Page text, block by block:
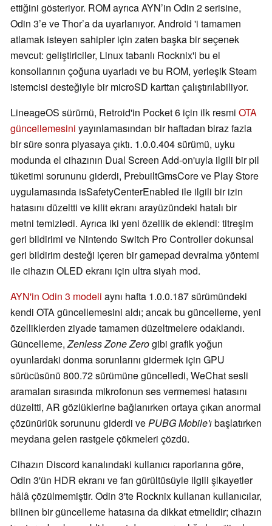
ettiğini gösteriyor. ROM ayrıca AYN’in Odin 2 serisine,
Odin 3’e ve Thor’a da uyarlanıyor. Android 'i tamamen
atlamak isteyen sahipler için zaten başka bir seçenek
mevcut: geliştiriciler, Linux tabanlı Rocknix'i bu el
konsollarının çoğuna uyarladı ve bu ROM, yerleşik Steam
istemcisi desteğiyle bir microSD karttan çalıştırılabiliyor.
LineageOS sürümü, Retroid'in Pocket 6 için ilk resmi OTA
güncellemesini yayınlamasından bir haftadan biraz fazla
bir süre sonra piyasaya çıktı. 1.0.0.404 sürümü, uyku
modunda el cihazının Dual Screen Add-on'uyla ilgili bir pil
tüketimi sorununu giderdi, PrebuiltGmsCore ve Play Store
uygulamasında isSafetyCenterEnabled ile ilgili bir izin
hatasını düzeltti ve kilit ekranı arayüzündeki hatalı bir
metni temizledi. Ayrıca iki yeni özellik de eklendi: titreşim
geri bildirimi ve Nintendo Switch Pro Controller dokunsal
geri bildirim desteği içeren bir gamepad devralma yöntemi
ile cihazın OLED ekranı için ultra siyah mod.
AYN'in Odin 3 modeli aynı hafta 1.0.0.187 sürümündeki
kendi OTA güncellemesini aldı; ancak bu güncelleme, yeni
özelliklerden ziyade tamamen düzeltmelere odaklandı.
Güncelleme,Zenless Zone Zerogibi grafik yoğun
oyunlardaki donma sorunlarını gidermek için GPU
sürücüsünü 800.72 sürümüne güncelledi, WeChat sesli
aramaları sırasında mikrofonun ses vermemesi hatasını
düzeltti, AR gözlüklerine bağlanırken ortaya çıkan anormal
çözünürlük sorununu giderdi vePUBG Mobile'ıbaşlatırken
meydana gelen rastgele çökmeleri çözdü.
Cihazın Discord kanalındaki kullanıcı raporlarına göre,
Odin 3'ün HDR ekranı ve fan gürültüsüyle ilgili şikayetler
hâlâ çözülmemiştir. Odin 3'te Rocknix kullanan kullanıcılar,
bilinen bir güncelleme hatasına da dikkat etmelidir; cihazın